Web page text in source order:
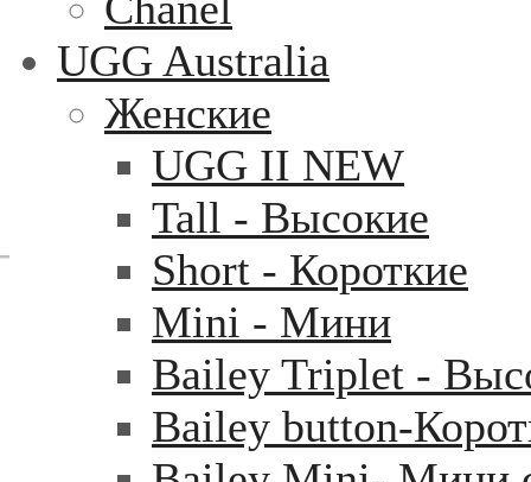
UGG Australia
Женские
UGG II NEW
Tall - Высокие
Short - Короткие
Mini - Mини
Bailey Triplet -
Bailey button-